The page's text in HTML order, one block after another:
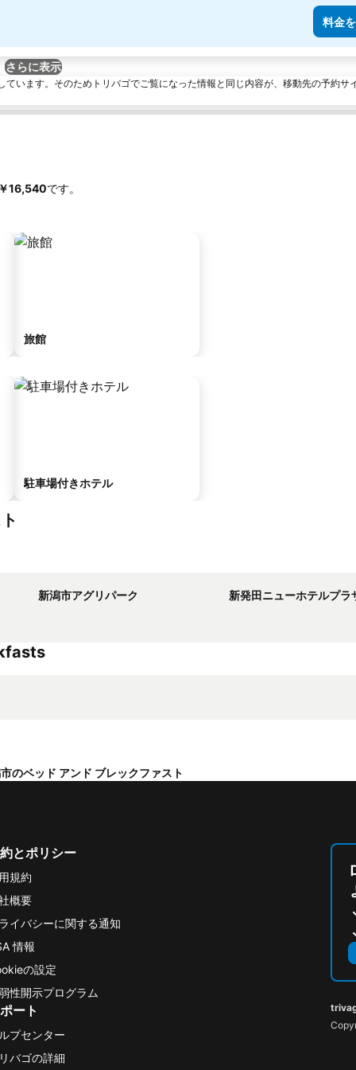
料金
さらに表示
います。そのためトリバゴでご覧になった情報と同じ内容が、移動先の予約サ
16,540です。
旅館
駐車場付きホテル
新潟市アグリパーク 新発田ニューホテルプラ
のベッド アンド ブレックファスト
とポリシー
規約
概要
イバシーに関する通知
情報
の設定
性開示プログラム
ート
プセンター
バゴの詳細